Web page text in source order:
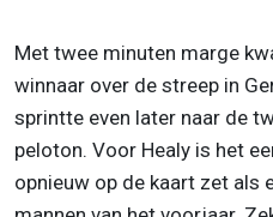
Met twee minuten marge
winnaar over de streep in
sprintte even later naar de
peloton. Voor Healy is het
opnieuw op de kaart zet als